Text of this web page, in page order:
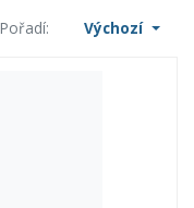
Pořadí: Výchozí